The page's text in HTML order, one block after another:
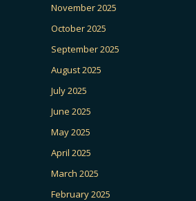
November 2025
October 2025
September 2025
August 2025
July 2025
June 2025
May 2025
April 2025
March 2025
February 2025